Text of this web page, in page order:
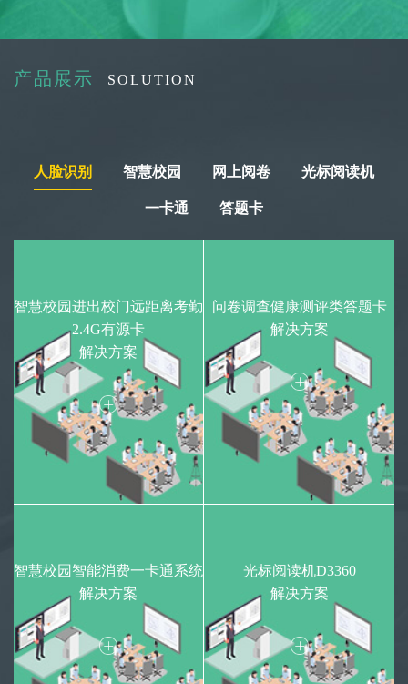
产品展示 SOLUTION
人脸识别 智慧校园 网上阅卷 光标阅读机
一卡通 答题卡
智慧校园进出校门远距离考勤
2.4G有源卡
解决方案
问卷调查健康测评类答题卡
解决方案
智慧校园智能消费一卡通系统
解决方案
光标阅读机D3360
解决方案